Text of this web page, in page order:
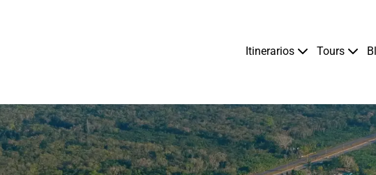
Itinerarios Tours